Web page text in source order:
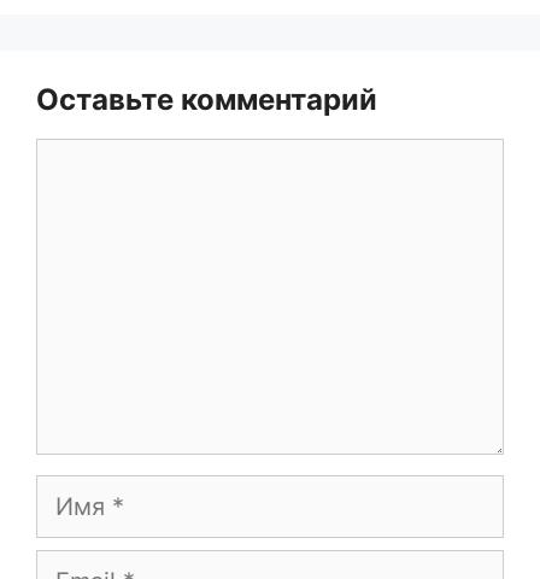
Оставьте комментарий
Имя
Email